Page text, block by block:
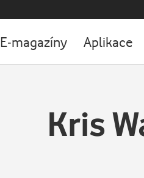
E-magazíny Aplikace
Kris